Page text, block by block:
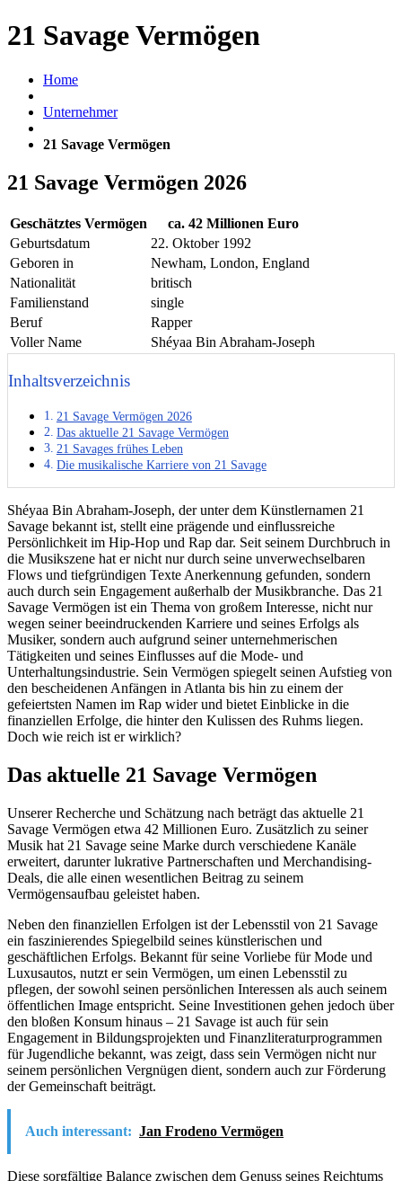
21 Savage Vermögen
Home
Unternehmer
21 Savage Vermögen
21 Savage Vermögen 2026
Geschätztes Vermögen
ca. 42 Millionen Euro
Geburtsdatum
22. Oktober 1992
Geboren in
Newham, London, England
Nationalität
britisch
Familienstand
single
Beruf
Rapper
Voller Name
Shéyaa Bin Abraham-Joseph
Inhaltsverzeichnis
21 Savage Vermögen 2026
Das aktuelle 21 Savage Vermögen
21 Savages frühes Leben
Die musikalische Karriere von 21 Savage
Shéyaa Bin Abraham-Joseph, der unter dem Künstlernamen 21
Savage bekannt ist, stellt eine prägende und einflussreiche
Persönlichkeit im Hip-Hop und Rap dar. Seit seinem Durchbruch in
die Musikszene hat er nicht nur durch seine unverwechselbaren
Flows und tiefgründigen Texte Anerkennung gefunden, sondern
auch durch sein Engagement außerhalb der Musikbranche. Das 21
Savage Vermögen ist ein Thema von großem Interesse, nicht nur
wegen seiner beeindruckenden Karriere und seines Erfolgs als
Musiker, sondern auch aufgrund seiner unternehmerischen
Tätigkeiten und seines Einflusses auf die Mode- und
Unterhaltungsindustrie. Sein Vermögen spiegelt seinen Aufstieg von
den bescheidenen Anfängen in Atlanta bis hin zu einem der
gefeiertsten Namen im Rap wider und bietet Einblicke in die
finanziellen Erfolge, die hinter den Kulissen des Ruhms liegen.
Doch wie reich ist er wirklich?
Das aktuelle 21 Savage Vermögen
Unserer Recherche und Schätzung nach beträgt das aktuelle 21
Savage Vermögen etwa 42 Millionen Euro. Zusätzlich zu seiner
Musik hat 21 Savage seine Marke durch verschiedene Kanäle
erweitert, darunter lukrative Partnerschaften und Merchandising-
Deals, die alle einen wesentlichen Beitrag zu seinem
Vermögensaufbau geleistet haben.
Neben den finanziellen Erfolgen ist der Lebensstil von 21 Savage
ein faszinierendes Spiegelbild seines künstlerischen und
geschäftlichen Erfolgs. Bekannt für seine Vorliebe für Mode und
Luxusautos, nutzt er sein Vermögen, um einen Lebensstil zu
pflegen, der sowohl seinen persönlichen Interessen als auch seinem
öffentlichen Image entspricht. Seine Investitionen gehen jedoch über
den bloßen Konsum hinaus – 21 Savage ist auch für sein
Engagement in Bildungsprojekten und Finanzliteraturprogrammen
für Jugendliche bekannt, was zeigt, dass sein Vermögen nicht nur
seinem persönlichen Vergnügen dient, sondern auch zur Förderung
der Gemeinschaft beiträgt.
Auch interessant: Jan Frodeno Vermögen
Diese sorgfältige Balance zwischen dem Genuss seines Reichtums